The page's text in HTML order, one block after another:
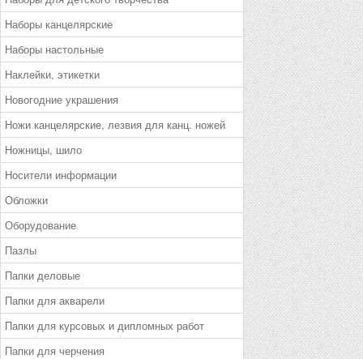
Наборы канцелярские
Наборы настольные
Наклейки, этикетки
Новогодние украшения
Ножи канцелярские, лезвия для канц. ножей
Ножницы, шило
Носители информации
Обложки
Оборудование
Пазлы
Папки деловые
Папки для акварели
Папки для курсовых и дипломных работ
Папки для черчения